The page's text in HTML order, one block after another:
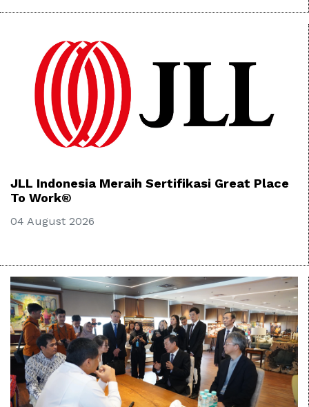
JLL Indonesia Meraih Sertifikasi Great Place
To Work®
04 August 2026